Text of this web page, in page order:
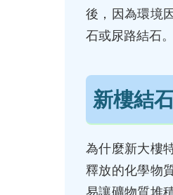
後，因為環境
石或尿路結石
新樓結
為什麼新大樓
釋放的化學物